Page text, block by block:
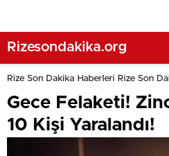
Rizesondakika.org
Rize Son Dakika Haberleri Rize Son
Gece Felaketi!
10 Kişi Yaralandı!